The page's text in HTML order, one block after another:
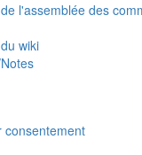
l'assemblée des
wiki
consentement